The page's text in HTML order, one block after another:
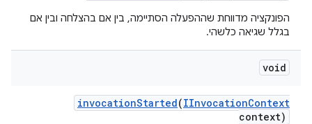
הפונקציה מדווחת שההפעלה הסתיימה, בין אם בהצלחה ובין אם
בגלל שגיאה כלשהי.
void
invocationStarted(IInvocationContext
context)